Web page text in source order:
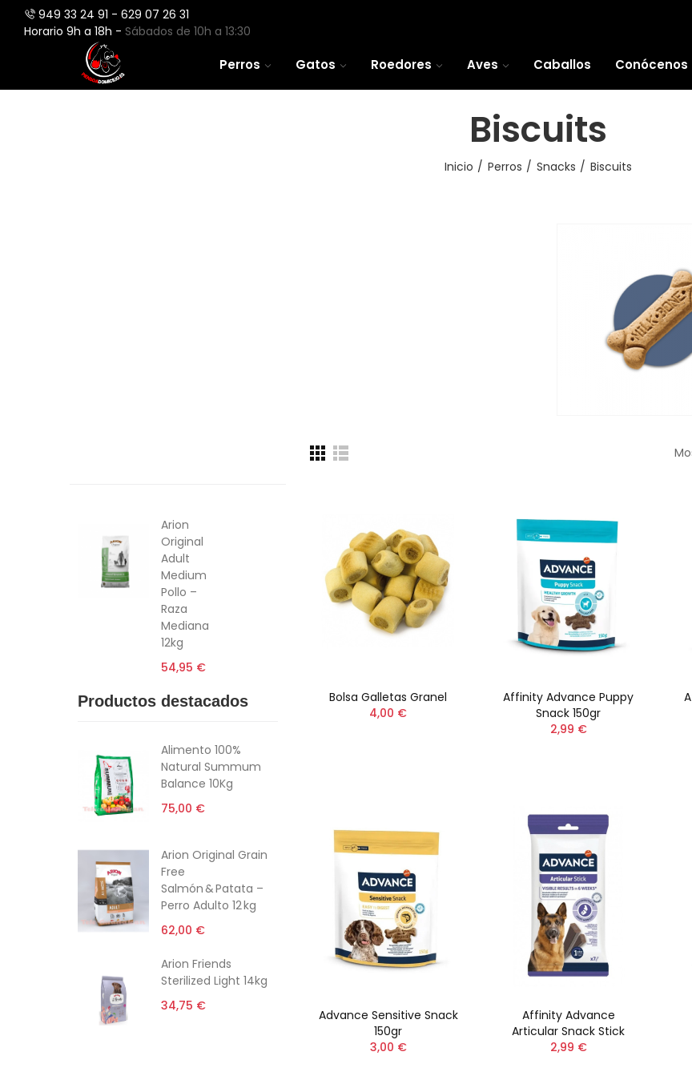
949 33 24 91 - 629 07 26 31
Horario 9h a 18h - Sábados de 10h a 13:30
Perros Gatos Roedores Aves Caballos Conócenos
Biscuits
Inicio Perros Snacks Biscuits
Bolsa Galletas Granel
4,00 €
Affinity Advance Puppy
Snack 150gr
2,99 €
Advance Sensitive Snack
150gr
3,00 €
Affinity Advance
Articular Snack Stick
2,99 €
Arion
Original
Adult
Medium
Pollo –
Raza
Mediana
12kg
54,95 €
Productos destacados
Alimento 100%
Natural Summum
Balance 10Kg
75,00 €
Arion Original Grain
Free
Salmón & Patata –
Perro Adulto 12 kg
62,00 €
Arion Friends
Sterilized Light 14kg
34,75 €